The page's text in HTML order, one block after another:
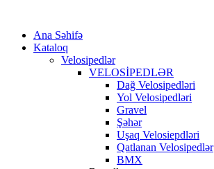
Ana Səhifə
Kataloq
Velosipedlər
VELOSİPEDLƏR
Dağ Velosipedləri
Yol Velosipedləri
Gravel
Şəhər
Uşaq Velosiepdləri
Qatlanan Velosipedlər
BMX